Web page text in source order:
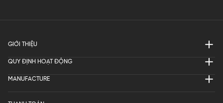
GIỚI THIỆU
QUY ĐỊNH HOẠT ĐỘNG
MANUFACTURE